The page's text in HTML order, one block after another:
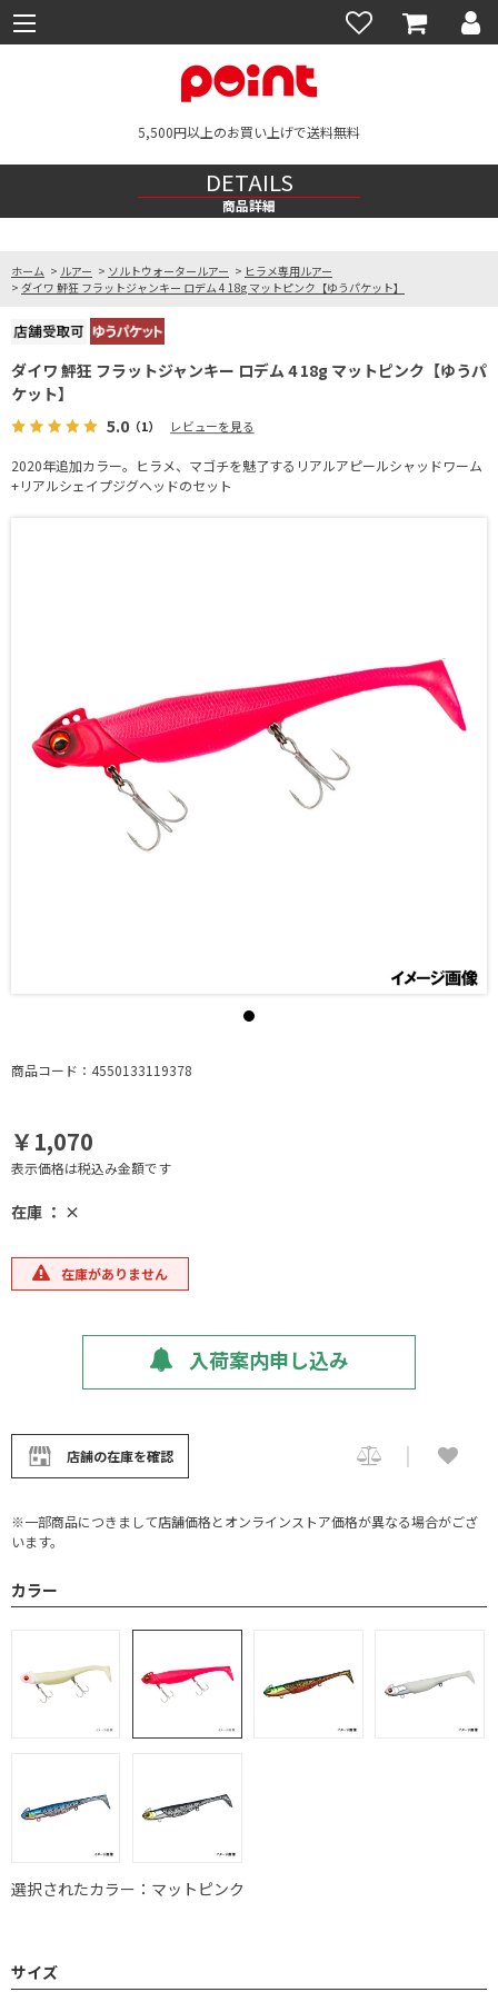
5,500円以上のお買い上げで送料無料
DETAILS
商品詳細
ホーム > ルアー > ソルトウォータールアー > ヒラメ専用ルアー
> ダイワ 鮃狂 フラットジャンキー ロデム 4 18g マットピンク【ゆうパケット】
ダイワ 鮃狂 フラットジャンキー ロデム 4 18g マットピンク【ゆうパ
ケット】
5.0（1） レビューを見る
2020年追加カラー。ヒラメ、マゴチを魅了するリアルアピールシャッドワーム
+リアルシェイプジグヘッドのセット
商品コード：4550133119378
￥1,070
表示価格は税込み金額です
在庫 ： ×
在庫がありません
入荷案内申し込み
店舗の在庫を確認
※一部商品につきまして店舗価格とオンラインストア価格が異なる場合がござ
います。
カラー
選択されたカラー：マットピンク
サイズ